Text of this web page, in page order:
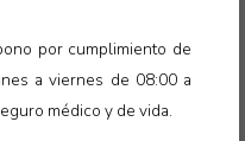
por cumplimiento de
a viernes de 08:00 a
médico y de vida.